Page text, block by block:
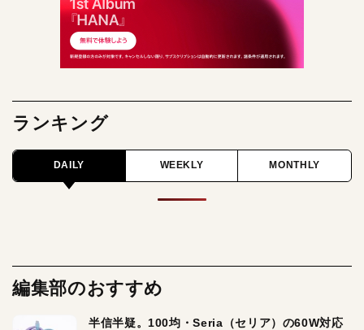
ランキング
DAILY WEEKLY MONTHLY
編集部のおすすめ
半信半疑。100均・Seria（セリア）の60W対応